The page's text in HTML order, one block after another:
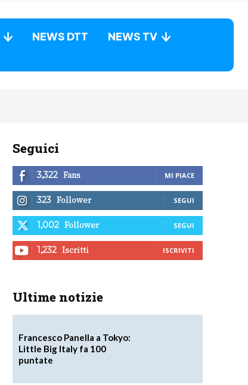
NEWS DTT NEWS TV
Seguici
3,322 Fans MI PIACE
323 Follower SEGUI
1,002 Follower SEGUI
1,232 Iscritti ISCRIVITI
Ultime notizie
Francesco Panella a Tokyo:
Little Big Italy fa 100
puntate